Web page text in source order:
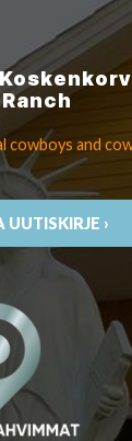
Ranch
cowboys and
UUTISKIRJE ›